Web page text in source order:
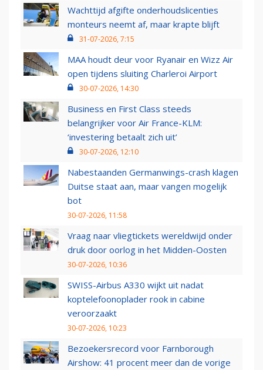
Wachttijd afgifte onderhoudslicenties
monteurs neemt af, maar krapte blijft
31-07-2026, 7:15
MAA houdt deur voor Ryanair en Wizz Air
open tijdens sluiting Charleroi Airport
30-07-2026, 14:30
Business en First Class steeds
belangrijker voor Air France-KLM:
‘investering betaalt zich uit’
30-07-2026, 12:10
Nabestaanden Germanwings-crash klagen
Duitse staat aan, maar vangen mogelijk
bot
30-07-2026, 11:58
Vraag naar vliegtickets wereldwijd onder
druk door oorlog in het Midden-Oosten
30-07-2026, 10:36
SWISS-Airbus A330 wijkt uit nadat
koptelefoonoplader rook in cabine
veroorzaakt
30-07-2026, 10:23
Bezoekersrecord voor Farnborough
Airshow: 41 procent meer dan de vorige